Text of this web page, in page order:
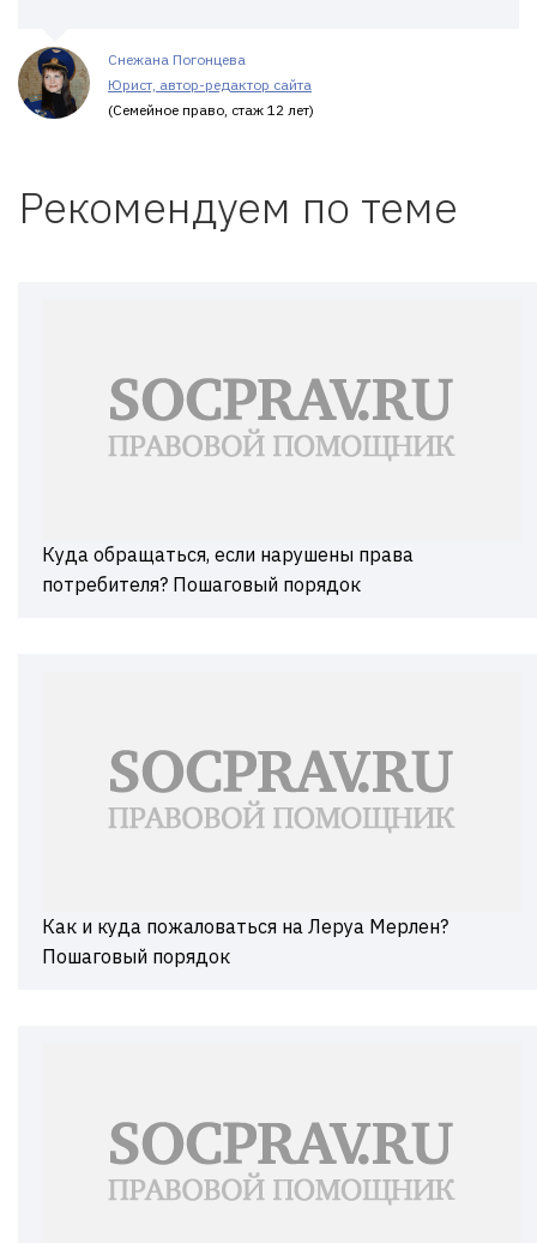
Снежана Погонцева
Юрист, автор-редактор сайта
(Семейное право, стаж 12 лет)
Рекомендуем по теме
Куда обращаться, если нарушены права
потребителя? Пошаговый порядок
Как и куда пожаловаться на Леруа Мерлен?
Пошаговый порядок